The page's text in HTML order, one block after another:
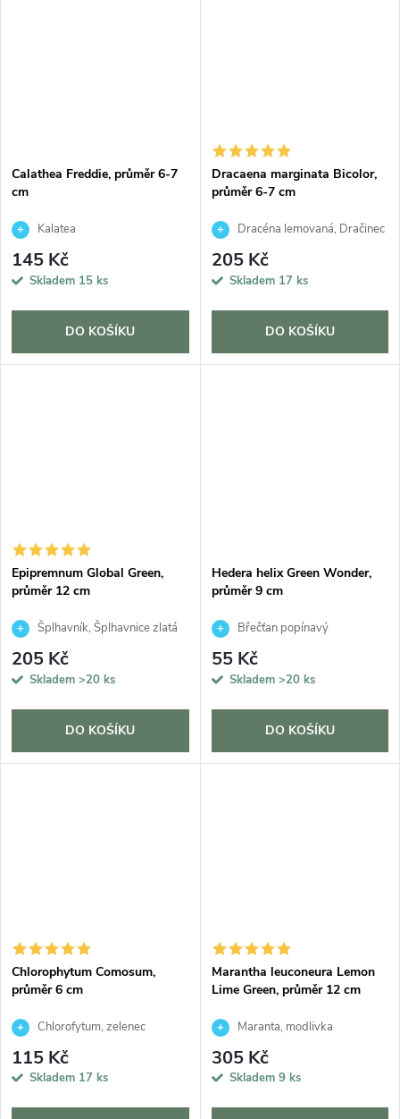
Calathea Freddie, průměr 6-7
cm
Kalatea
145 Kč
Skladem 15 ks
DO KOŠÍKU
Dracaena marginata Bicolor,
průměr 6-7 cm
Dracéna lemovaná, Dračinec
205 Kč
Skladem 17 ks
DO KOŠÍKU
Epipremnum Global Green,
průměr 12 cm
Šplhavník, Šplhavnice zlatá
205 Kč
Skladem >20 ks
DO KOŠÍKU
Hedera helix Green Wonder,
průměr 9 cm
Břečťan popínavý
55 Kč
Skladem >20 ks
DO KOŠÍKU
Chlorophytum Comosum,
průměr 6 cm
Chlorofytum, zelenec
115 Kč
Skladem 17 ks
Marantha leuconeura Lemon
Lime Green, průměr 12 cm
Maranta, modlivka
305 Kč
Skladem 9 ks